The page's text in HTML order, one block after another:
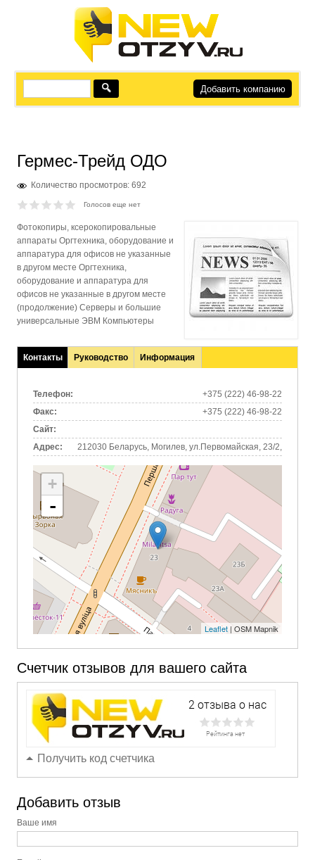
Добавить компанию
Гермес-Трейд ОДО
Количество просмотров: 692
Голосов еще нет
Фотокопиры, ксерокопировальные
аппараты Оргтехника, оборудование и
аппаратура для офисов не указанные
в другом месте Оргтехника,
оборудование и аппаратура для
офисов не указанные в другом месте
(продолжение) Серверы и большие
универсальные ЭВМ Компьютеры
Контакты
(активная
Руководство Информация
Телефон:
+375 (222) 46-98-22
Факс:
+375 (222) 46-98-22
Сайт:
Адрес:
212030 Беларусь, Могилев, ул.Первомайская, 23/2,
+
-
Leaflet| OSM Mapnik
Счетчик отзывов для вашего сайта
Получить код счетчика
Добавить отзыв
Ваше имя